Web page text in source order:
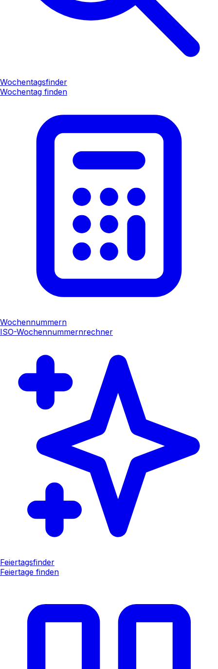
Wochentagsfinder
Wochentag finden
Wochennummern
ISO-Wochennummernrechner
Feiertagsfinder
Feiertage finden